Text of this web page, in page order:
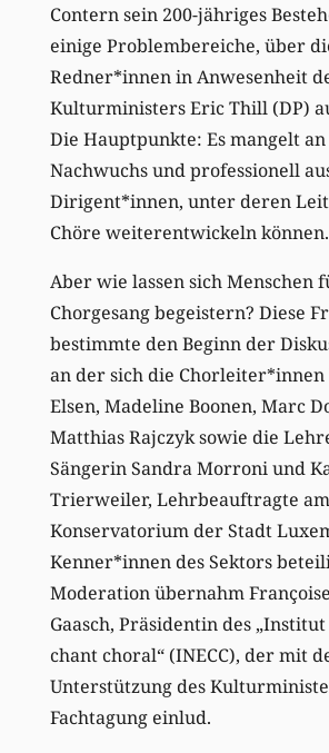
Contern sein 200-jähriges
einige Problembereiche, über
Redner*innen in Anwesenheit
Kulturministers Eric Thill (DP)
Die Hauptpunkte: Es mangelt
Nachwuchs und professionell
Dirigent*innen, unter deren
Chöre weiterentwickeln können.
Aber wie lassen sich Menschen
Chorgesang begeistern? Diese
bestimmte den Beginn der
an der sich die Chorleiter*innen
Elsen, Madeline Boonen, Marc
Matthias Rajczyk sowie die
Sängerin Sandra Morroni und
Trierweiler, Lehrbeauftragte am
Konservatorium der Stadt
Kenner*innen des Sektors
Moderation übernahm
Gaasch, Präsidentin des
chant choral“ (INECC), der mit
Unterstützung des
Fachtagung einlud.